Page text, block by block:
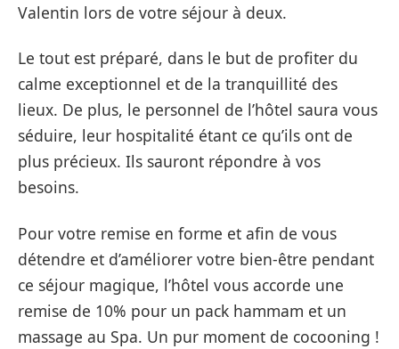
Valentin lors de votre séjour à deux.
Le tout est préparé, dans le but de profiter du
calme exceptionnel et de la tranquillité des
lieux. De plus, le personnel de l’hôtel saura vous
séduire, leur hospitalité étant ce qu’ils ont de
plus précieux. Ils sauront répondre à vos
besoins.
Pour votre remise en forme et afin de vous
détendre et d’améliorer votre bien-être pendant
ce séjour magique, l’hôtel vous accorde une
remise de 10% pour un pack hammam et un
massage au Spa. Un pur moment de cocooning !